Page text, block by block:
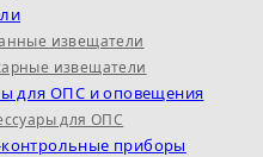
извещатели
извещатели
для ОПС и оповещения
для ОПС
приборы